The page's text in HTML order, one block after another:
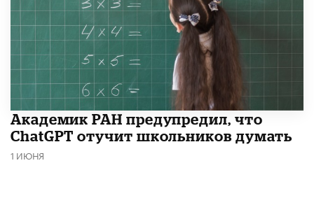
Академик РАН предупредил, что
ChatGPT отучит школьников думать
1 ИЮНЯ